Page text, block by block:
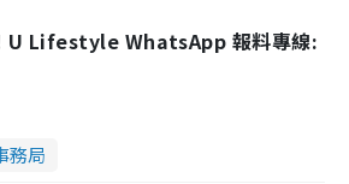
U Lifestyle WhatsApp 報料專線:
務局